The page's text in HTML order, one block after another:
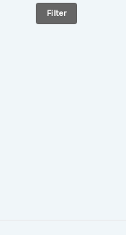
Min
price
Max
priceFilter